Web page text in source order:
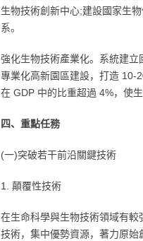
生物技術創新中心;建設國家生
系。
強化生物技術產業化。系統建
專業化高新園區建設，打造 10-
在 GDP 中的比重超過 4%，使
四、重點任務
(一)突破若干前沿關鍵技術
1. 顛覆性技術
在生命科學與生物技術領域有
技術，集中優勢資源，著力原始